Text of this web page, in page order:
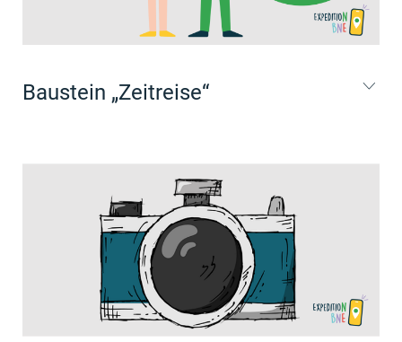
Baustein „Zeitreise“